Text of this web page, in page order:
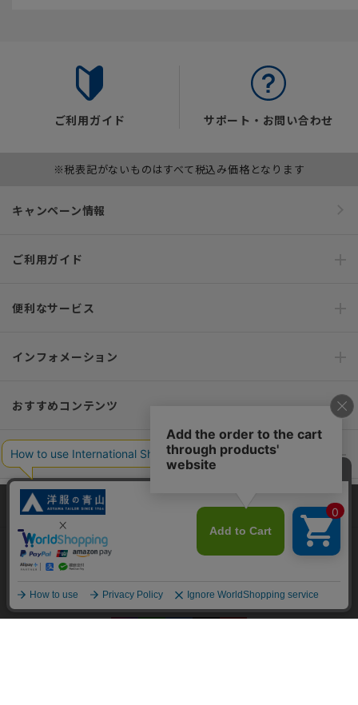
ご利用ガイド サポート・お問い合わせ
※税表記がないものはすべて税込み価格となります
キャンペーン情報
ご利用ガイド
便利なサービス
インフォメーション
おすすめコンテンツ
ポリシー・企業情報
オーダースーツなら SHITATE
OFFICIAL SNS
当サイトでは、快適な閲覧体験とコンテンツ改善のためにCookieを使用
しています。閲覧を続けることで、Cookieの使用に同意したものとみな
します。詳細については
同意して閉じる